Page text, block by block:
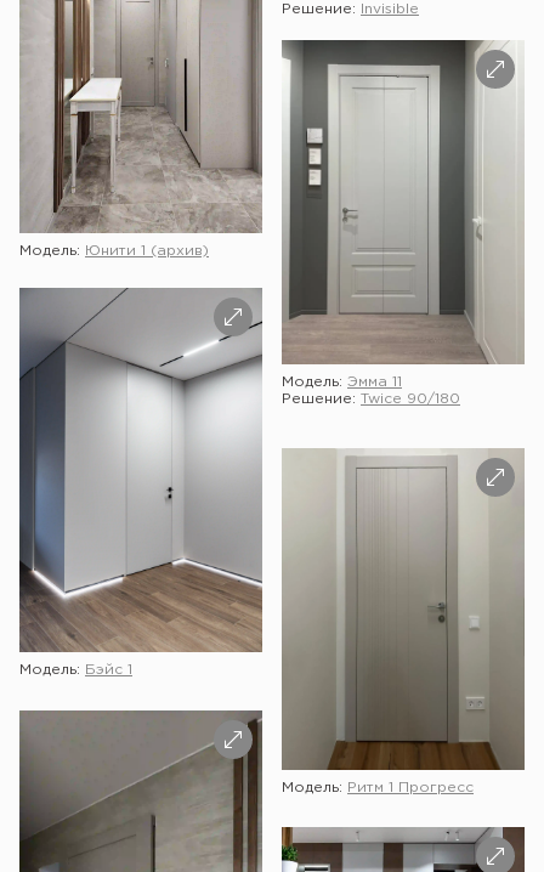
Решение:
Invisible
Модель: Юнити 1 (архив)
Модель: Эмма 11
Решение: Twice 90/180
Модель: Бэйс 1
Модель: Ритм 1 Прогресс